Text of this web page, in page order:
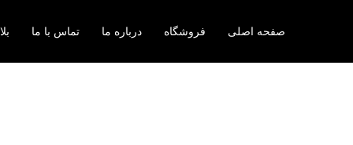
صفحه اصلی فروشگاه درباره ما تماس با ما